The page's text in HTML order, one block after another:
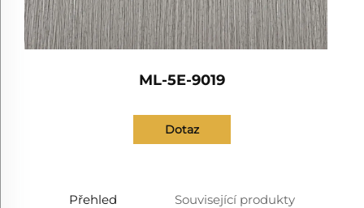
ML-5E-9019
Dotaz
Přehled Související produkty